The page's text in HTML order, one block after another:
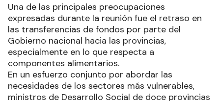
Una de las principales preocupaciones
expresadas durante la reunión fue el retraso en
las transferencias de fondos por parte del
Gobierno nacional hacia las provincias,
especialmente en lo que respecta a
componentes alimentarios.
En un esfuerzo conjunto por abordar las
necesidades de los sectores más vulnerables,
ministros de Desarrollo Social de doce provincias